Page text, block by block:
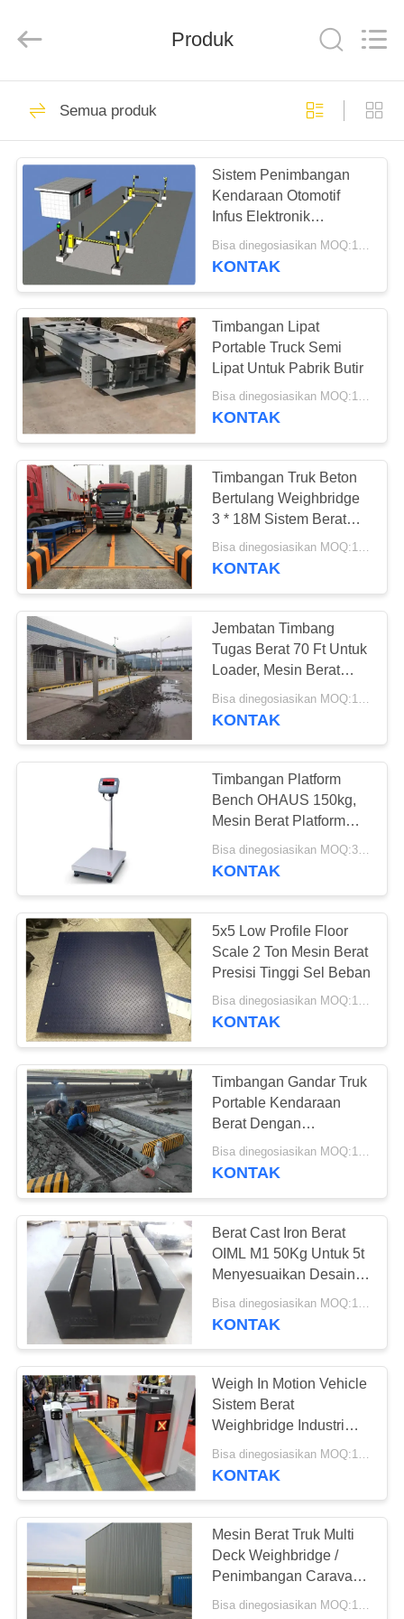
RUMAH
PRODUK
TENTANG
KAMI
TUR
PABRIK
KONTROL
KUALITAS
HUBUNGI
KAMI
PERMINTAAN
PENAWARAN
SITEMAP
PRIVACY
POLICY
CO.,LTD.
Jembatan Timbang
Tugas Berat
Jembatan Timbang
Truk
49
Jembatan timbang
portabel
28
Timbangan
Timbangan Lantai
Industri
45
Timbangan Platform
Bench
Timbangan Gandar
Truk
16
Sistem
Penimbangan
Kendaraan
10
tergantung skala
crane
11
Produk
Semua produk
Sistem Penimbangan
Kendaraan Otomotif
Infus Elektronik
Jembatan Timbang 30-
200T
Bisa dinegosiasikan MOQ:1 SISTEM
KONTAK
Timbangan Lipat
Portable Truck Semi
Lipat Untuk Pabrik Butir
Bisa dinegosiasikan MOQ:1 Set
KONTAK
Timbangan Truk Beton
Bertulang Weighbridge
3 * 18M Sistem Berat
Kendaraan
Bisa dinegosiasikan MOQ:1 Set
KONTAK
Jembatan Timbang
Tugas Berat 70 Ft Untuk
Loader, Mesin Berat
Truk Penambangan
KONTAK
Timbangan Platform
Bench OHAUS 150kg,
Mesin Berat Platform
Komersial
Bisa dinegosiasikan MOQ:3 set
KONTAK
5x5 Low Profile Floor
Scale 2 Ton Mesin Berat
Presisi Tinggi Sel Beban
Bisa dinegosiasikan MOQ:1 Set
KONTAK
Timbangan Gandar Truk
Portable Kendaraan
Berat Dengan
Pengendali Dinamis
Standar
Bisa dinegosiasikan MOQ:1 Set
KONTAK
Berat Cast Iron Berat
OIML M1 50Kg Untuk 5t
Menyesuaikan Desain
Rongga
KONTAK
Weigh In Motion Vehicle
Sistem Berat
Weighbridge Industri
150 Ton
Bisa dinegosiasikan MOQ:1 SISTEM
KONTAK
Mesin Berat Truk Multi
Deck Weighbridge /
Penimbangan Caravan
Di Weighbridge
Bisa dinegosiasikan MOQ:1 Set